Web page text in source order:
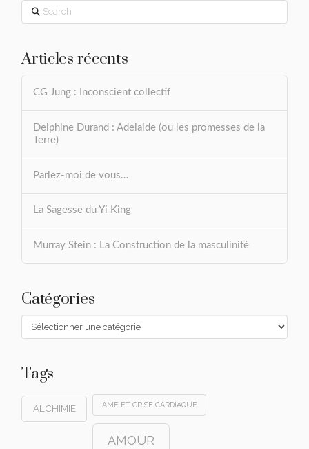
Search
Articles récents
CG Jung : Inconscient collectif
Delphine Durand : Adelaide (ou les promesses de la
Terre)
Parlez-moi de vous…
La Sagesse du Yi King
Murray Stein : La Construction de la masculinité
Catégories
Catégories
Tags
ALCHIMIE AME ET CRISE CARDIAQUE
AMOUR